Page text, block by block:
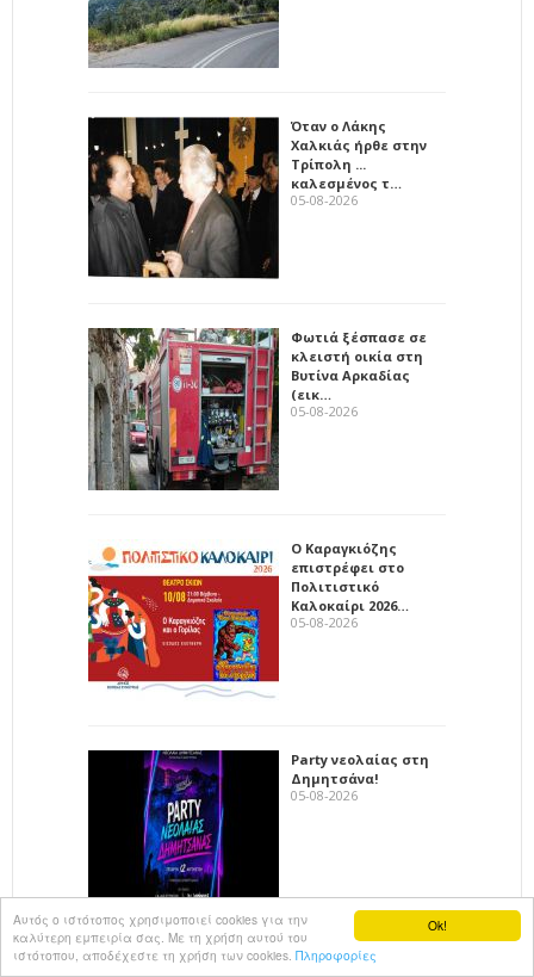
Ok!
Αυτός ο ιστότοπος χρησιμοποιεί cookies για την
καλύτερη εμπειρία σας. Με τη χρήση αυτού του
ιστότοπου, αποδέχεστε τη χρήση των cookies. Πληροφορίες
Όταν ο Λάκης
Χαλκιάς ήρθε στην
Τρίπολη ...
καλεσμένος τ…
05-08-2026
Φωτιά ξέσπασε σε
κλειστή οικία στη
Βυτίνα Αρκαδίας
(εικ…
05-08-2026
Ο Καραγκιόζης
επιστρέφει στο
Πολιτιστικό
Καλοκαίρι 2026…
05-08-2026
Party νεολαίας στη
Δημητσάνα!
05-08-2026